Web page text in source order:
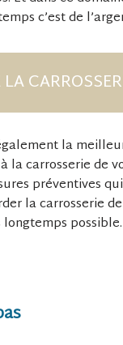
c’est de
la
la carrosserie de
préventives
la carrosserie
longtemps